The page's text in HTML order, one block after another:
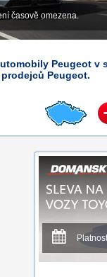
časově omezena.
Peugeot v
Peugeot.